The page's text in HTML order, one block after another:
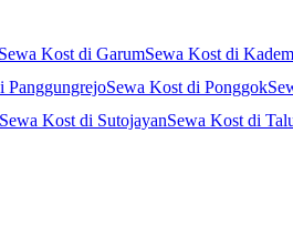
Sewa Kost di GarumSewa Kost di
PanggungrejoSewa Kost di Ponggok
Sewa Kost di SutojayanSewa Kost di